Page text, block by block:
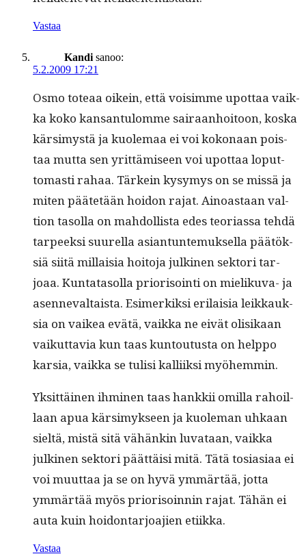
Vastaa
Kandi sanoo:
5.2.2009 17:21
Osmo toteaa oikein, että voisimme upot­taa vaik­
ka koko kansan­tu­lomme sairaan­hoitoon, kos­ka
kär­simys­tä ja kuole­maa ei voi kokon­aan pois­
taa mut­ta sen yrit­tämiseen voi upot­taa lop­ut­
tomasti rahaa. Tärkein kysymys on se mis­sä ja
miten päätetään hoidon rajat. Ain­oas­taan val­
tion tasol­la on mah­dol­lista edes teo­ri­as­sa tehdä
tarpeek­si suurel­la asiantun­te­muk­sel­la päätök­
siä siitä mil­laisia hoito­ja julki­nen sek­tori tar­
joaa. Kun­tata­sol­la pri­or­isoin­ti on mieliku­va- ja
asen­neval­taista. Esimerkik­si eri­laisia leikkauk­
sia on vaikea evätä, vaik­ka ne eivät olisikaan
vaikut­tavia kun taas kuntou­tus­ta on help­po
kar­sia, vaik­ka se tulisi kalli­ik­si myöhemmin.
Yksit­täi­nen ihmi­nen taas han­kkii omil­la rahoil­
laan apua kär­simyk­seen ja kuole­man uhkaan
sieltä, mis­tä sitä vähänkin luvataan, vaik­ka
julki­nen sek­tori päät­täisi mitä. Tätä tosi­asi­aa ei
voi muut­taa ja se on hyvä ymmärtää, jot­ta
ymmärtää myös pri­or­isoin­nin rajat. Tähän ei
auta kuin hoidon­tar­joa­jien etiikka.
Vastaa